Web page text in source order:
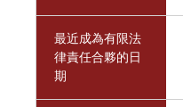
最近成為有限法
律責任合夥的日
期